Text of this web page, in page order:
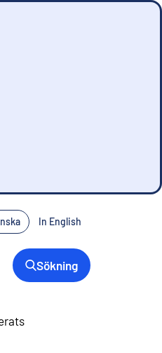
In English
Sökning